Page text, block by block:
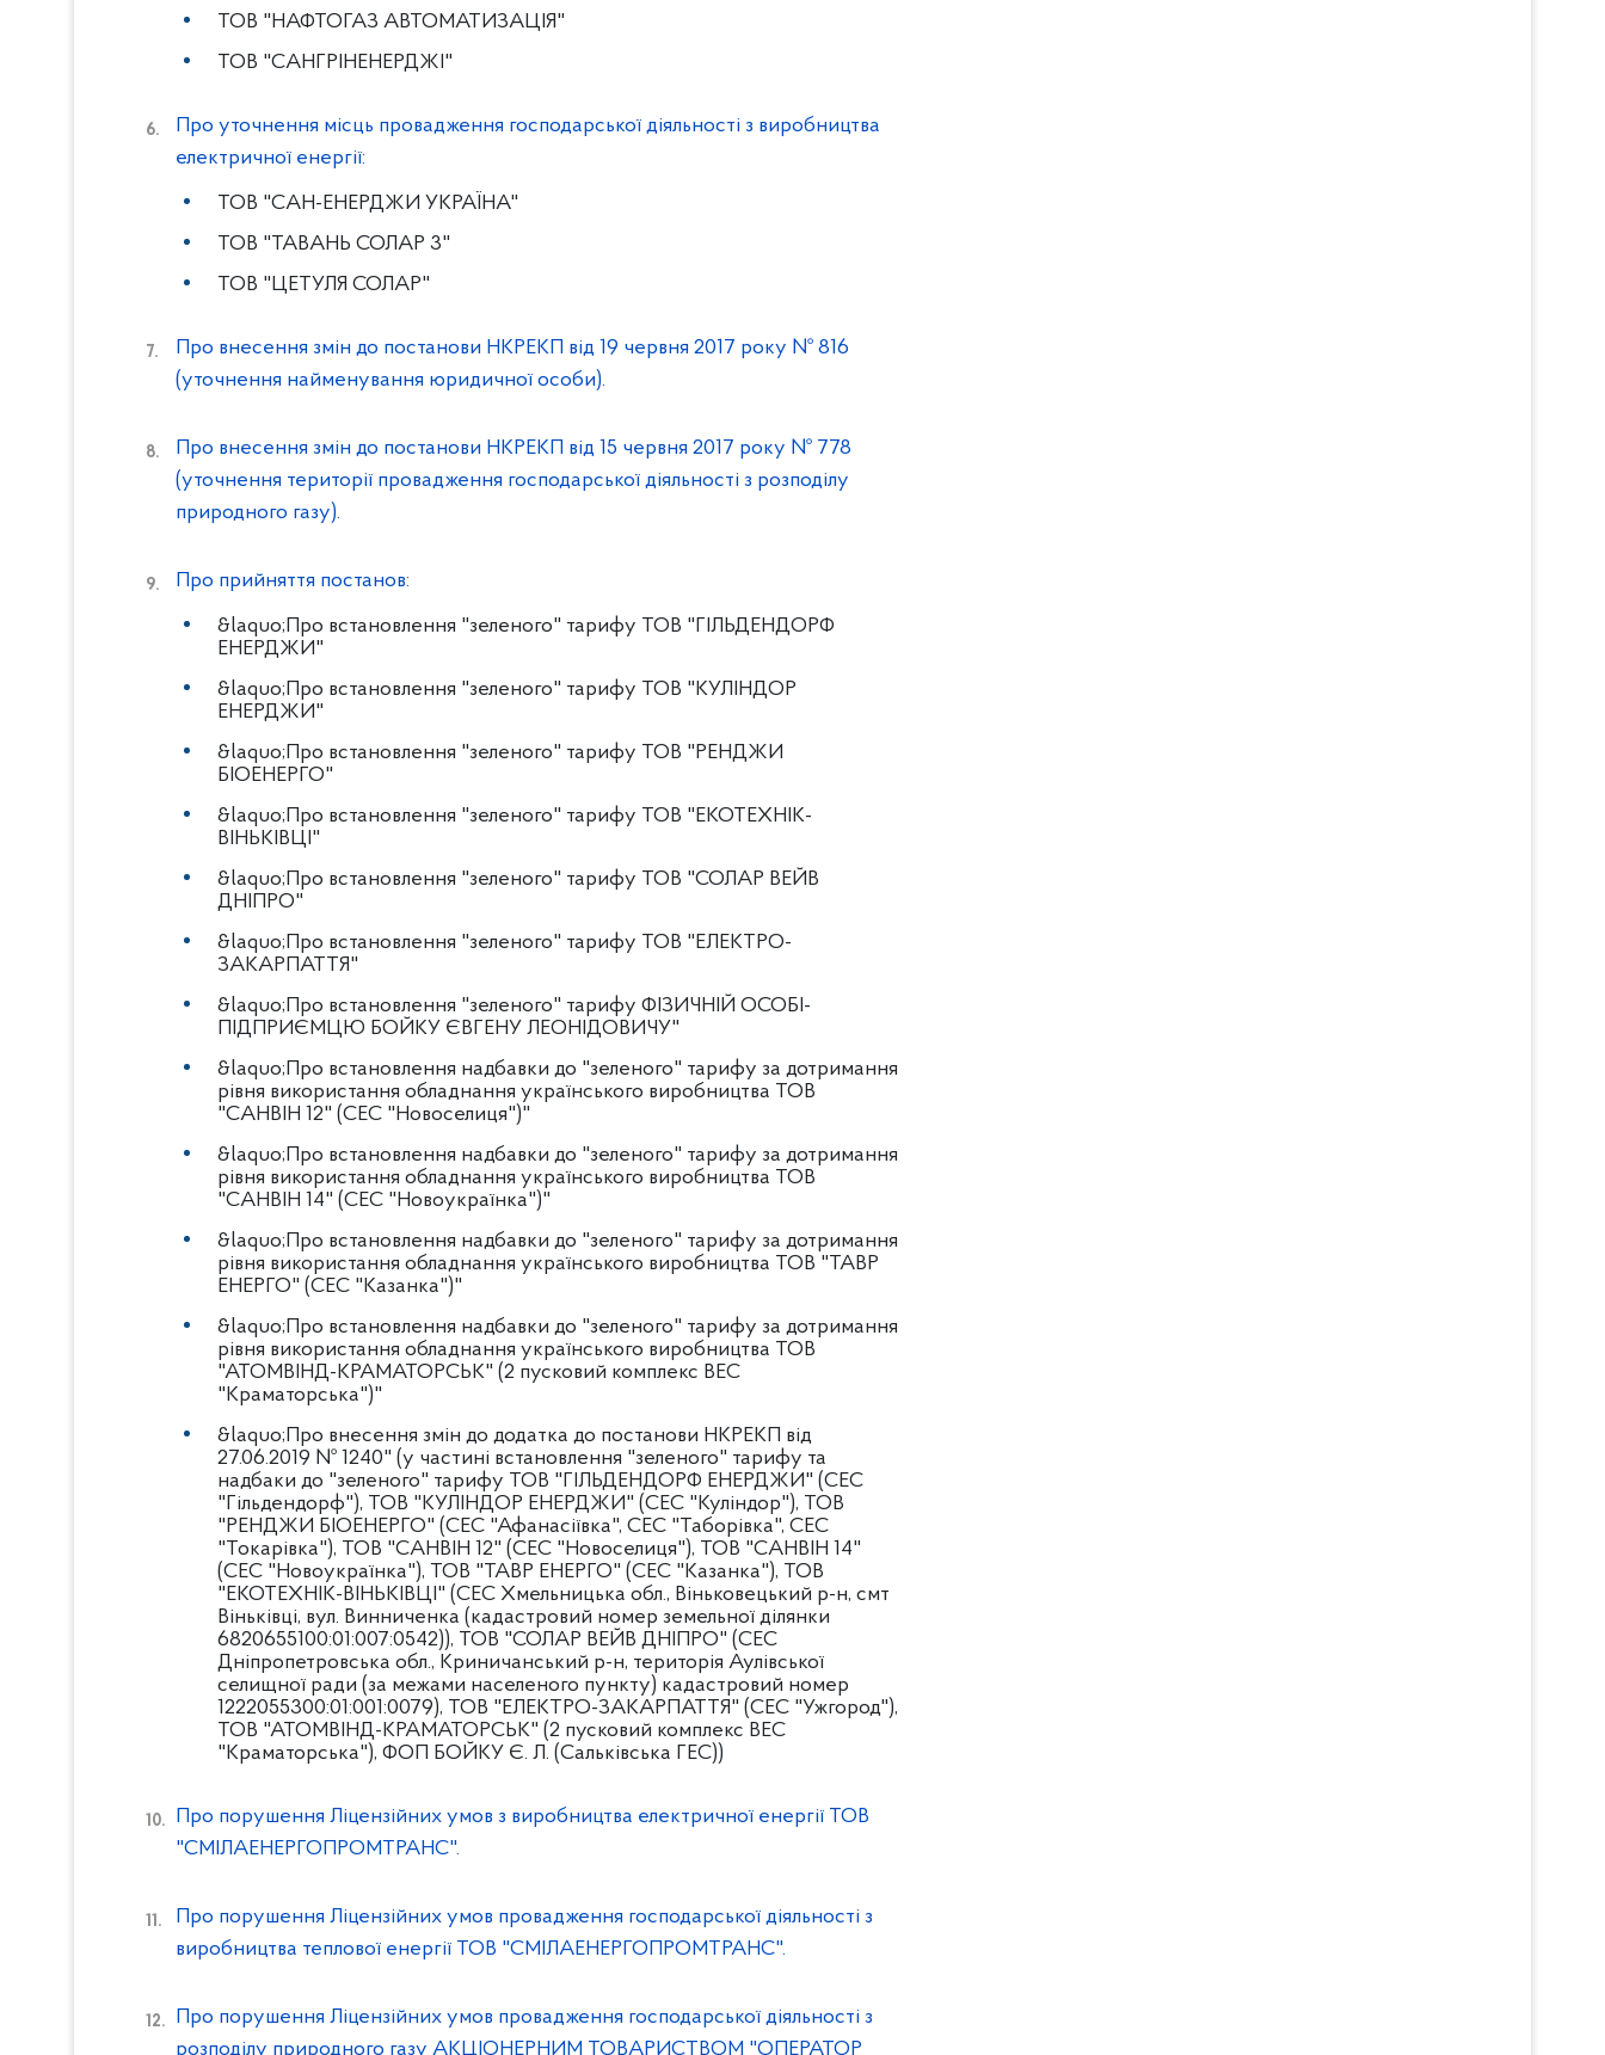
ТОВ "НАФТОГАЗ АВТОМАТИЗАЦІЯ"
ТОВ "САНГРІНЕНЕРДЖІ"
Про уточнення місць провадження господарської діяльності з виробництва
електричної енергії:
ТОВ "САН-ЕНЕРДЖИ УКРАЇНА"
ТОВ "ТАВАНЬ СОЛАР 3"
ТОВ "ЦЕТУЛЯ СОЛАР"
Про внесення змін до постанови НКРЕКП від 19 червня 2017 року № 816
(уточнення найменування юридичної особи).
Про внесення змін до постанови НКРЕКП від 15 червня 2017 року № 778
(уточнення території провадження господарської діяльності з розподілу
природного газу).
Про прийняття постанов:
&laquo;Про встановлення "зеленого" тарифу ТОВ "ГІЛЬДЕНДОРФ
ЕНЕРДЖИ"
&laquo;Про встановлення "зеленого" тарифу ТОВ "КУЛІНДОР
ЕНЕРДЖИ"
&laquo;Про встановлення "зеленого" тарифу ТОВ "РЕНДЖИ
БІОЕНЕРГО"
&laquo;Про встановлення "зеленого" тарифу ТОВ "ЕКОТЕХНІК-
ВІНЬКІВЦІ"
&laquo;Про встановлення "зеленого" тарифу ТОВ "СОЛАР ВЕЙВ
ДНІПРО"
&laquo;Про встановлення "зеленого" тарифу ТОВ "ЕЛЕКТРО-
ЗАКАРПАТТЯ"
&laquo;Про встановлення "зеленого" тарифу ФІЗИЧНІЙ ОСОБІ-
ПІДПРИЄМЦЮ БОЙКУ ЄВГЕНУ ЛЕОНІДОВИЧУ"
&laquo;Про встановлення надбавки до "зеленого" тарифу за дотримання
рівня використання обладнання українського виробництва ТОВ
"САНВІН 12" (CЕС "Новоселиця")"
&laquo;Про встановлення надбавки до "зеленого" тарифу за дотримання
рівня використання обладнання українського виробництва ТОВ
"САНВІН 14" (CЕС "Новоукраїнка")"
&laquo;Про встановлення надбавки до "зеленого" тарифу за дотримання
рівня використання обладнання українського виробництва ТОВ "ТАВР
ЕНЕРГО" (СЕС "Казанка")"
&laquo;Про встановлення надбавки до "зеленого" тарифу за дотримання
рівня використання обладнання українського виробництва ТОВ
"АТОМВІНД-КРАМАТОРСЬК" (2 пусковий комплекс ВЕС
"Краматорська")"
&laquo;Про внесення змін до додатка до постанови НКРЕКП від
27.06.2019 № 1240" (у частині встановлення "зеленого" тарифу та
надбаки до "зеленого" тарифу ТОВ "ГІЛЬДЕНДОРФ ЕНЕРДЖИ" (СЕС
"Гільдендорф"), ТОВ "КУЛІНДОР ЕНЕРДЖИ" (СЕС "Куліндор"), ТОВ
"РЕНДЖИ БІОЕНЕРГО" (СЕС "Афанасіївка", СЕС "Таборівка", СЕС
"Токарівка"), ТОВ "САНВІН 12" (CЕС "Новоселиця"), ТОВ "САНВІН 14"
(CЕС "Новоукраїнка"), ТОВ "ТАВР ЕНЕРГО" (СЕС "Казанка"), ТОВ
"ЕКОТЕХНІК-ВІНЬКІВЦІ" (СЕС Хмельницька обл., Віньковецький р-н, смт
Віньківці, вул. Винниченка (кадастровий номер земельної ділянки
6820655100:01:007:0542)), ТОВ "СОЛАР ВЕЙВ ДНІПРО" (СЕС
Дніпропетровська обл., Криничанський р-н, територія Аулівської
селищної ради (за межами населеного пункту) кадастровий номер
1222055300:01:001:0079), ТОВ "ЕЛЕКТРО-ЗАКАРПАТТЯ" (СЕС "Ужгород"),
ТОВ "АТОМВІНД-КРАМАТОРСЬК" (2 пусковий комплекс ВЕС
"Краматорська"), ФОП БОЙКУ Є. Л. (Сальківська ГЕС))
Про порушення Ліцензійних умов з виробництва електричної енергії ТОВ
"СМІЛАЕНЕРГОПРОМТРАНС".
Про порушення Ліцензійних умов провадження господарської діяльності з
виробництва теплової енергії ТОВ "СМІЛАЕНЕРГОПРОМТРАНС".
Про порушення Ліцензійних умов провадження господарської діяльності з
розподілу природного газу АКЦІОНЕРНИМ ТОВАРИСТВОМ "ОПЕРАТОР